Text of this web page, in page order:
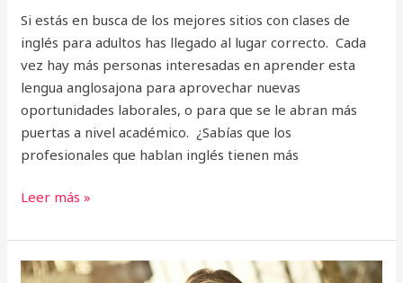
Si estás en busca de los mejores sitios con clases de
inglés para adultos has llegado al lugar correcto. Cada
vez hay más personas interesadas en aprender esta
lengua anglosajona para aprovechar nuevas
oportunidades laborales, o para que se le abran más
puertas a nivel académico. ¿Sabías que los
profesionales que hablan inglés tienen más
Leer más »
10